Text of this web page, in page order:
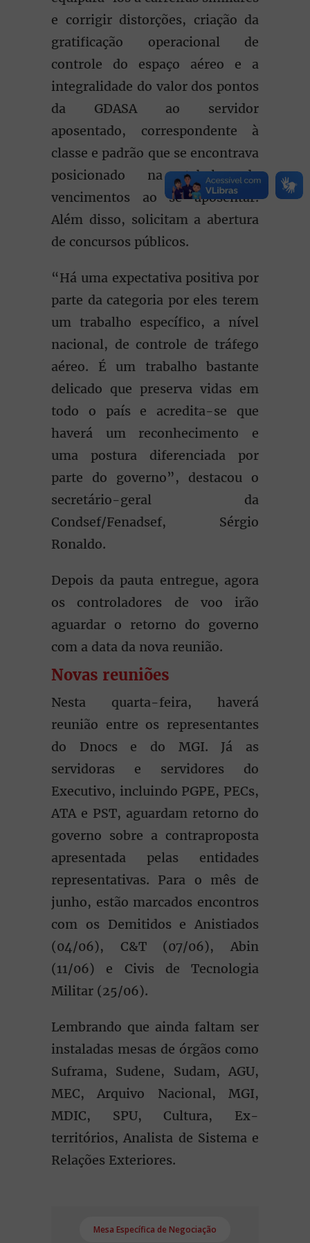
e corrigir distorções, criação da
gratificação operacional de
controle do espaço aéreo e a
integralidade do valor dos pontos
da GDASA ao servidor
aposentado, correspondente à
classe e padrão que se encontrava
posicionado na tabela de
vencimentos ao se aposentar.
Além disso, solicitam a abertura
de concursos públicos.
“Há uma expectativa positiva por
parte da categoria por eles terem
um trabalho específico, a nível
nacional, de controle de tráfego
aéreo. É um trabalho bastante
delicado que preserva vidas em
todo o país e acredita-se que
haverá um reconhecimento e
uma postura diferenciada por
parte do governo”, destacou o
secretário-geral da
Condsef/Fenadsef, Sérgio
Ronaldo.
Depois da pauta entregue, agora
os controladores de voo irão
aguardar o retorno do governo
com a data da nova reunião.
Novas reuniões
Nesta quarta-feira, haverá
reunião entre os representantes
do Dnocs e do MGI. Já as
servidoras e servidores do
Executivo, incluindo PGPE, PECs,
ATA e PST, aguardam retorno do
governo sobre a contraproposta
apresentada pelas entidades
representativas. Para o mês de
junho, estão marcados encontros
com os Demitidos e Anistiados
(04/06), C&T (07/06), Abin
(11/06) e Civis de Tecnologia
Militar (25/06).
Lembrando que ainda faltam ser
instaladas mesas de órgãos como
Suframa, Sudene, Sudam, AGU,
MEC, Arquivo Nacional, MGI,
MDIC, SPU, Cultura, Ex-
territórios, Analista de Sistema e
Relações Exteriores.
Mesa Específica de Negociação